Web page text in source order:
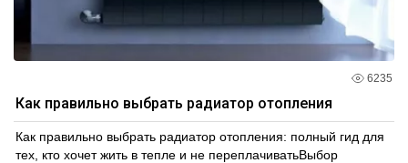
6235
Как правильно выбрать радиатор отопления
Как правильно выбрать радиатор отопления: полный гид для
тех, кто хочет жить в тепле и не переплачиватьВыбор